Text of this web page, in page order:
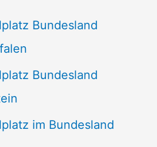
Bundesland
Bundesland
im Bundesland